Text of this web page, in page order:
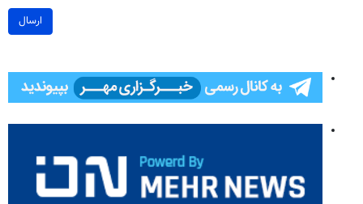
ارسال